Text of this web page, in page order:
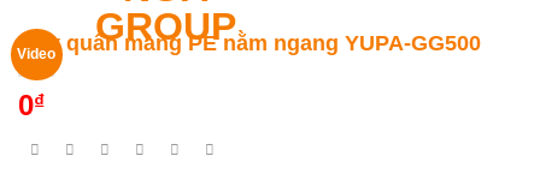
Video
Máy quấn màng PE nằm ngang YUPA-GG500
0₫